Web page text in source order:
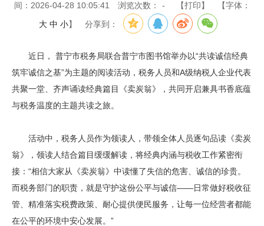
间：2026-04-28 10:05:41
浏览次数： - 【打印】 【字体：
大 中 小】 分享到：
近日， 普宁市税务局联合普宁市图书馆举办以“共读诚信经典
筑牢诚信之基”为主题的阅读活动，税务人员和A级纳税人企业代表
共聚一堂、齐声诵读经典篇目《卖炭翁》，共同开启兼具书香底蕴
与税务温度的主题共读之旅。
活动中，税务人员作为领读人，带领全体人员逐句品读《卖炭
翁》，领读人结合篇目缓缓解读，将经典内涵与税收工作紧密衔
接：“相信大家从《卖炭翁》中读懂了失信的危害、诚信的珍贵。
而税务部门的职责，就是守护这份公平与诚信——日常做好税收征
管、精准落实税费政策、耐心提供便民服务，让每一位经营者都能
在公平的环境中安心发展。”